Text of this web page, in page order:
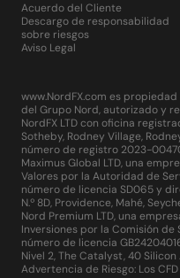
Acuerdo del Cliente
Descargo de responsabilidad
sobre riesgos
Aviso Legal
www.NordFX.com es
del Grupo Nord, autorizado y
NordFX LTD con oficina
Sotheby, Rodney Village,
número de registro 2023-
Maximus Global LTD, una
Valores por la Autoridad de
número de licencia SD065 y
N.º 8D, Providence, Mahé,
Nord Premium LTD, una
Inversiones por la Comisión
número de licencia
Nivel 2, The Catalyst, 40 Silicon
Advertencia de Riesgo: Los